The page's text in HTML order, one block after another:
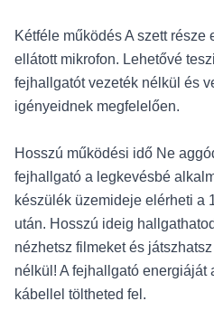
Kétféle működés A szett része
ellátott mikrofon. Lehetővé
fejhallgatót vezeték nélkül és
igényeidnek megfelelően.
Hosszú működési idő Ne
fejhallgató a legkevésbé
készülék üzemideje elérheti a
után. Hosszú ideig
nézhetsz filmeket és
nélkül! A fejhallgató energiáját
kábellel töltheted fel.